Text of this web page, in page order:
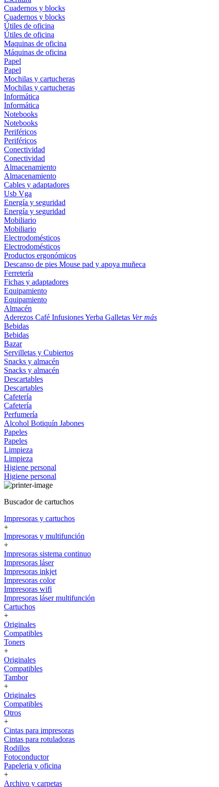
Cuadernos y blocks
Cuadernos y blocks
Útiles de oficina
Útiles de oficina
Maquinas de oficina
Máquinas de oficina
Papel
Papel
Mochilas y cartucheras
Mochilas y cartucheras
Informática
Informática
Notebooks
Notebooks
Periféricos
Periféricos
Conectividad
Conectividad
Almacenamiento
Almacenamiento
Cables y adaptadores
Usb Vga
Energía y seguridad
Energía y seguridad
Mobiliario
Mobiliario
Electrodomésticos
Electrodomésticos
Productos ergonómicos
Descanso de pies Mouse pad y apoya muñeca
Ferretería
Fichas y adaptadores
Equipamiento
Equipamiento
Almacén
Aderezos Café InfusionesYerba Galletas Ver más
Bebidas
Bebidas
Bazar
Servilletas y Cubiertos
Snacks y almacén
Snacks y almacén
Descartables
Descartables
Cafetería
Cafetería
Perfumería
Alcohol Botiquín Jabones
Papeles
Papeles
Limpieza
Limpieza
Higiene personal
Higiene personal
Buscador de cartuchos
Impresoras y cartuchos
+
Impresoras y multifunción
+
Impresoras sistema continuo
Impresoras láser
Impresoras inkjet
Impresoras color
Impresoras wifi
Impresoras láser multifunción
Cartuchos
+
Originales
Compatibles
Toners
+
Originales
Compatibles
Tambor
+
Originales
Compatibles
Otros
+
Cintas para impresoras
Cintas para rotuladoras
Rodillos
Fotoconductor
Papeleria y oficina
+
Archivo y carpetas